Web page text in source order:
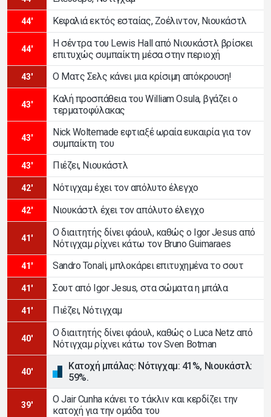
44' Κεφαλιά εκτός εσταίας, Ζοέλιντον, Νιουκάστλ
44'
Η σέντρα του Lewis Hall από Νιουκάστλ βρίσκει
επιτυχώς συμπαίκτη μέσα στην περιοχή
43' Ο Ματς Σελς κάνει μια κρίσιμη απόκρουση!
43'
Καλή προσπάθεια του William Osula, βγάζει ο
τερματοφύλακας
43'
Nick Woltemade εφτιαξέ ωραία ευκαιρία για τον
συμπαίκτη του
43' Πιέζει, Νιουκάστλ
42' Νότιγχαμ έχει τον απόλυτο έλεγχο
42' Νιουκάστλ έχει τον απόλυτο έλεγχο
41'
Ο διαιτητής δίνει φάουλ, καθώς ο Igor Jesus από
Νότιγχαμ ρίχνει κάτω τον Bruno Guimaraes
41' Sandro Tonali, μπλοκάρει επιτυχημένα το σουτ
41' Σουτ από Igor Jesus, στα σώματα η μπάλα
41' Πιέζει, Νότιγχαμ
40'
Ο διαιτητής δίνει φάουλ, καθώς ο Luca Netz από
Νότιγχαμ ρίχνει κάτω τον Sven Botman
40'
Κατοχή μπάλας: Νότιγχαμ: 41%, Νιουκάστλ:
59%.
39'
Ο Jair Cunha κάνει το τάκλιν και κερδίζει την
κατοχή για την ομάδα του